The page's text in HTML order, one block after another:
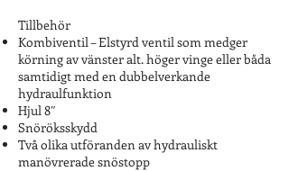
Tillbehör
Kombiventil – Elstyrd ventil som medger
körning av vänster alt. höger vinge eller båda
samtidigt med en dubbelverkande
hydraulfunktion
Hjul 8″
Snöröksskydd
Två olika utföranden av hydrauliskt
manövrerade snöstopp